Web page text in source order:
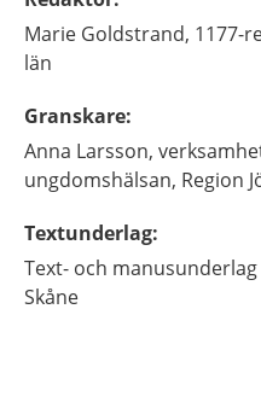
Marie Goldstrand, 1177-
län
Granskare:
Anna Larsson,
ungdomshälsan, Region
Textunderlag:
Text- och
Skåne